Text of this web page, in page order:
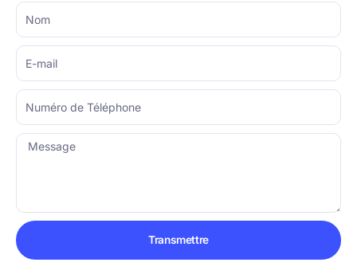
Nom
E-
mail
Numéro
de
Téléphone
Message
Transmettre